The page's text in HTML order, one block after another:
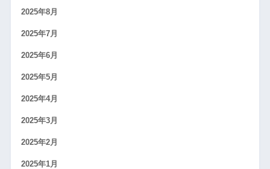
2025年8月
2025年7月
2025年6月
2025年5月
2025年4月
2025年3月
2025年2月
2025年1月